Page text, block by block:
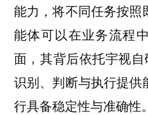
能力，将不同任务按照
能体可以在业务流程
面，其背后依托宇视自
识别、判断与执行提供
行具备稳定性与准确性。